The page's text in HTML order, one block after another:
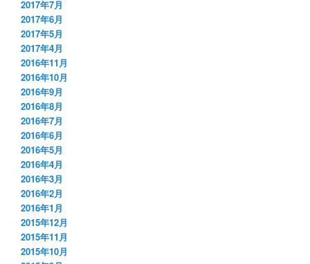
2017年7月
2017年6月
2017年5月
2017年4月
2016年11月
2016年10月
2016年9月
2016年8月
2016年7月
2016年6月
2016年5月
2016年4月
2016年3月
2016年2月
2016年1月
2015年12月
2015年11月
2015年10月